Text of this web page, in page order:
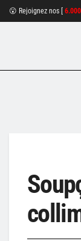
😮 Rejoignez nos [